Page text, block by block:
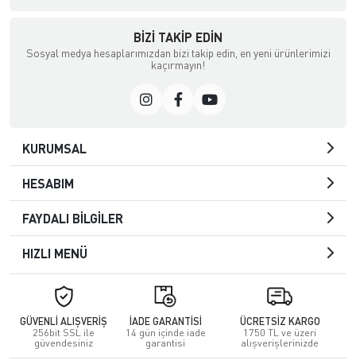
BIZI TAKIP EDIN
Sosyal medya hesaplarımızdan bizi takip edin, en yeni ürünlerimizi
kaçırmayın!
KURUMSAL
HESABIM
FAYDALI BİLGİLER
HIZLI MENÜ
GÜVENLİ ALIŞVERİŞ
256bit SSL ile
güvendesiniz
İADE GARANTİSİ
14 gün içinde iade
garantisi
ÜCRETSİZ KARGO
1750 TL ve üzeri
alışverişlerinizde